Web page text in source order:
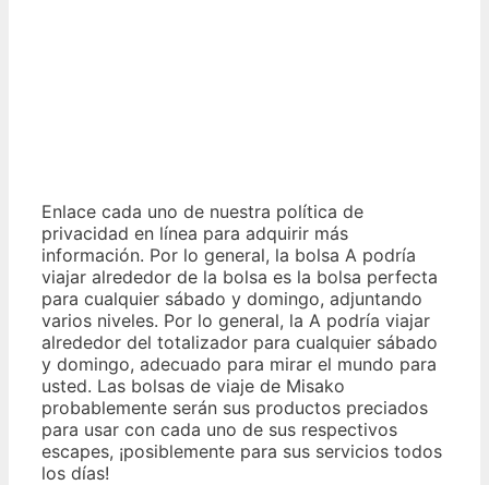
Enlace cada uno de nuestra política de
privacidad en línea para adquirir más
información. Por lo general, la bolsa A podría
viajar alrededor de la bolsa es la bolsa perfecta
para cualquier sábado y domingo, adjuntando
varios niveles. Por lo general, la A podría viajar
alrededor del totalizador para cualquier sábado
y domingo, adecuado para mirar el mundo para
usted. Las bolsas de viaje de Misako
probablemente serán sus productos preciados
para usar con cada uno de sus respectivos
escapes, ¡posiblemente para sus servicios todos
los días!